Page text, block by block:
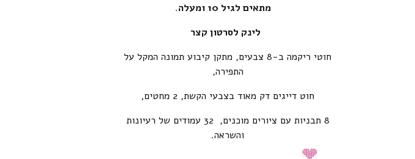
מתאים לגיל 10 ומעלה
.
לינק לסרטון קצר
חוטי ריקמה ב-8 צבעים, מתקן קיבוע תמונה המקל על
התפירה,
חוט דייגים דק מאוד בצבעי הקשת, 2 מחטים,
8 תבניות עם ציורים מוכנים, 32 עמודים של רעיונות
והשראה.